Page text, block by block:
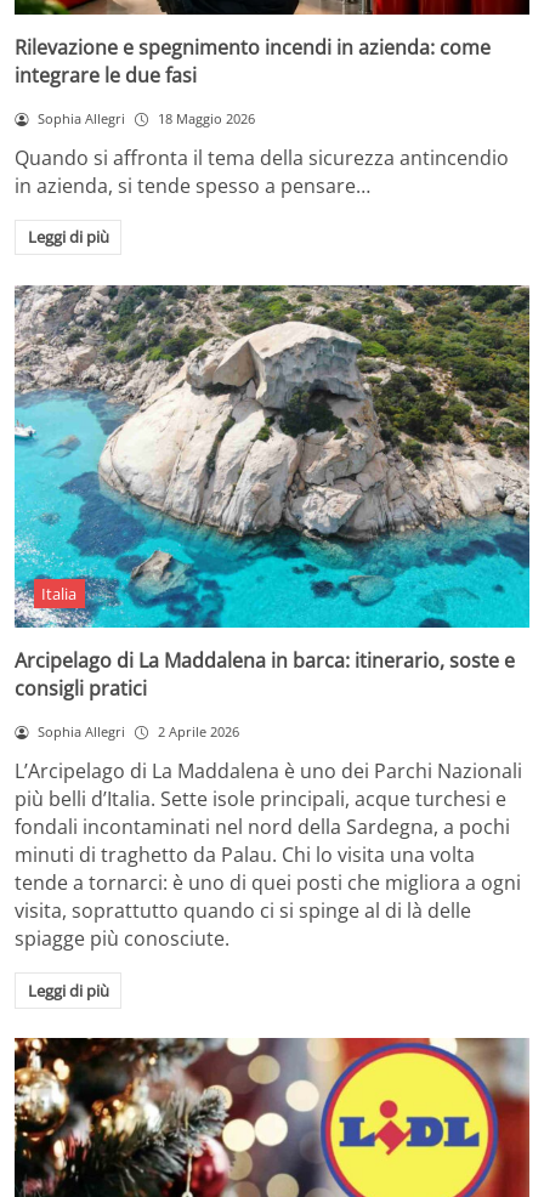
Rilevazione e spegnimento incendi in azienda: come
integrare le due fasi
Sophia Allegri 18 Maggio 2026
Quando si affronta il tema della sicurezza antincendio
in azienda, si tende spesso a pensare…
Leggi di più
Italia
Arcipelago di La Maddalena in barca: itinerario, soste e
consigli pratici
Sophia Allegri 2 Aprile 2026
L’Arcipelago di La Maddalena è uno dei Parchi Nazionali
più belli d’Italia. Sette isole principali, acque turchesi e
fondali incontaminati nel nord della Sardegna, a pochi
minuti di traghetto da Palau. Chi lo visita una volta
tende a tornarci: è uno di quei posti che migliora a ogni
visita, soprattutto quando ci si spinge al di là delle
spiagge più conosciute.
Leggi di più